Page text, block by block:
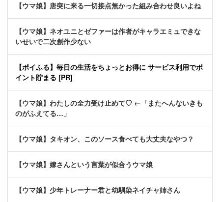
【ウマ娘】唐突に来る一切接点無かった組み合わせ良いよね
【ウマ娘】ネオユニとゼファーは作者がキャラエミュできな
いせいで二次創作少ない
【ポイふる】毎日の生活をちょっとお得に サービス利用でポ
イント貯まる [PR]
【ウマ娘】わたしの全力受け止めて♡ ←「またへんないきも
のがふえてる…」
【ウマ娘】タキオン、このソース食べても大丈夫なやつ？
【ウマ娘】嫁さんという言葉が似合うウマ娘
【ウマ娘】少年トレーナー君と幼馴染ネイチャ姉さん